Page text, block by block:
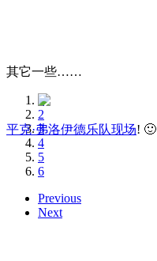
其它一些……
1
2
3
4
5
6
Previous
Next
平克·弗洛伊德乐队现场! 🙂